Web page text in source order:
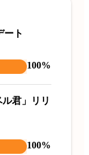
ート
100%
君」リリ
100%